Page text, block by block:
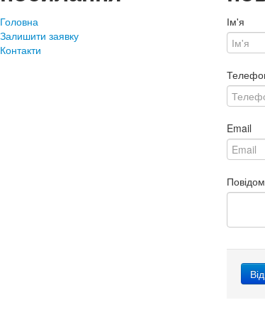
Головна
Залишити заявку
Контакти
Ім'я
Email